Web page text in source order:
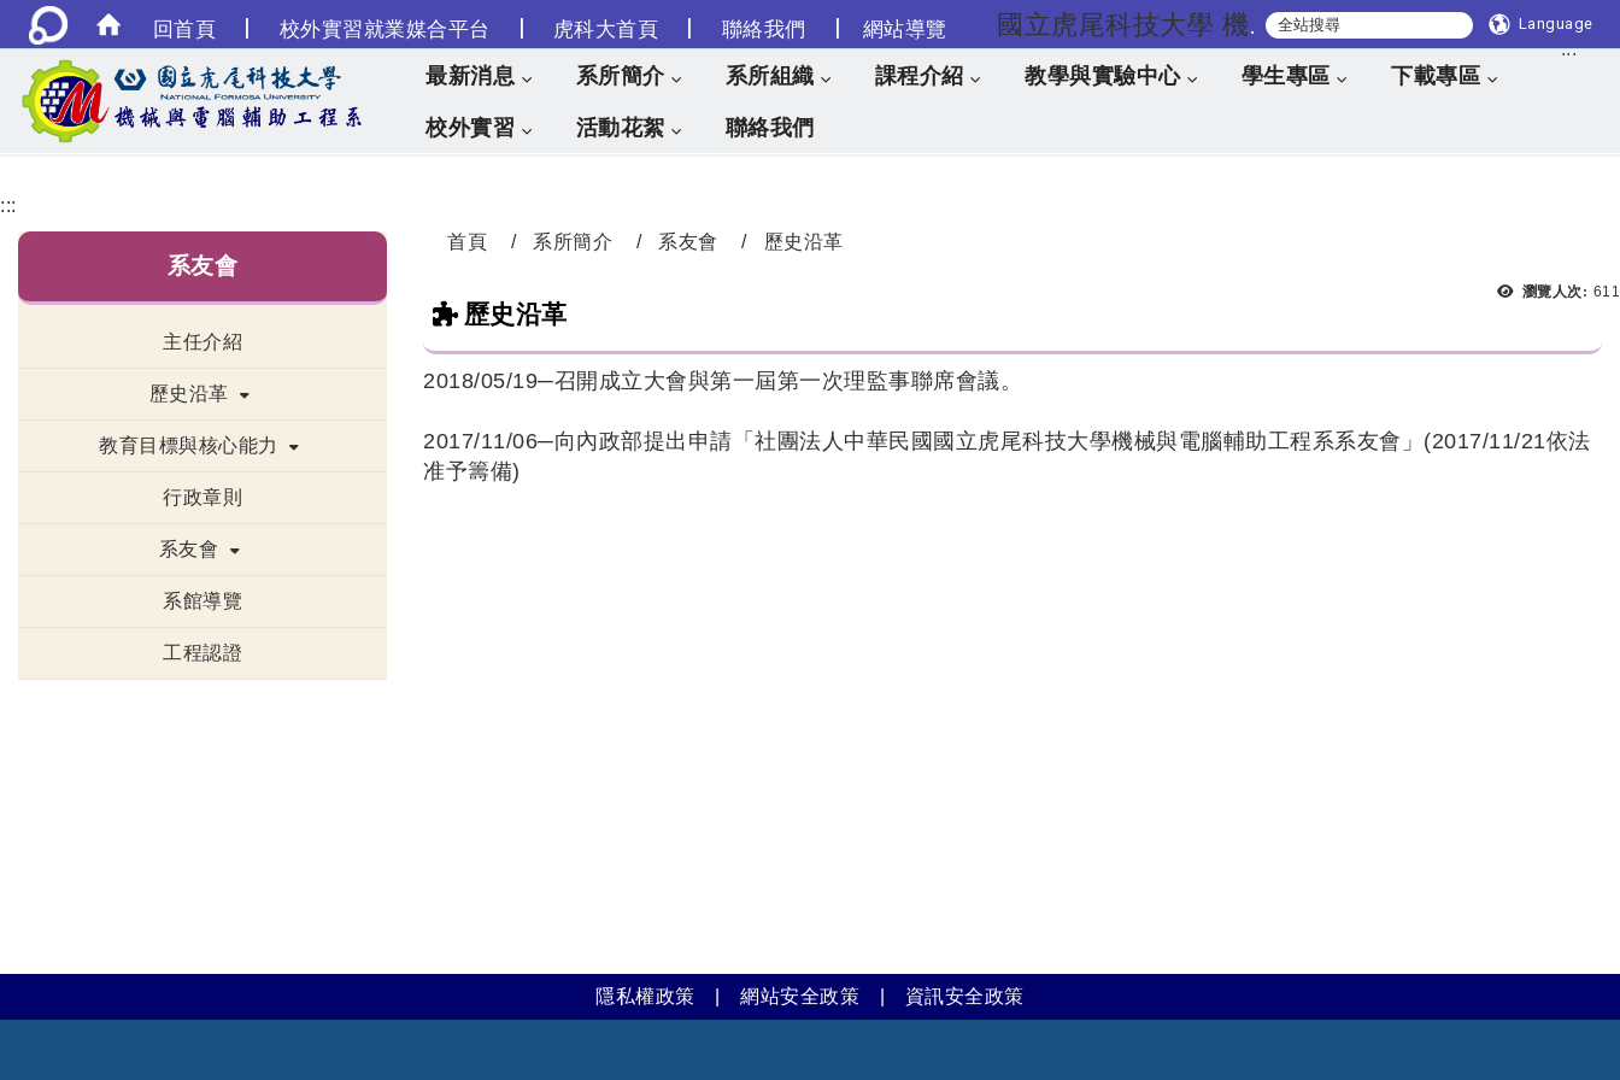
回首頁 | 校外實習就業媒合平台 | 虎科大首頁 | 聯絡我們 | 網站導覽 國立虎尾科技大學 機械與電腦輔助工程系 Language
跳到主要內容
:::
最新消息 系所簡介 系所組織 課程介紹 教學與實驗中心 學生專區 下載專區
校外實習 活動花絮 聯絡我們
:::
系友會
主任介紹
歷史沿革
教育目標與核心能力
行政章則
系友會
系館導覽
工程認證
首頁 系所簡介 系友會 歷史沿革
瀏覽人次: 611
歷史沿革
2018/05/19─召開成立大會與第一屆第一次理監事聯席會議。
2017/11/06─向內政部提出申請「社團法人中華民國國立虎尾科技大學機械與電腦輔助工程系系友會」(2017/11/21依法
准予籌備)
隱私權政策 |網站安全政策 資訊安全政策